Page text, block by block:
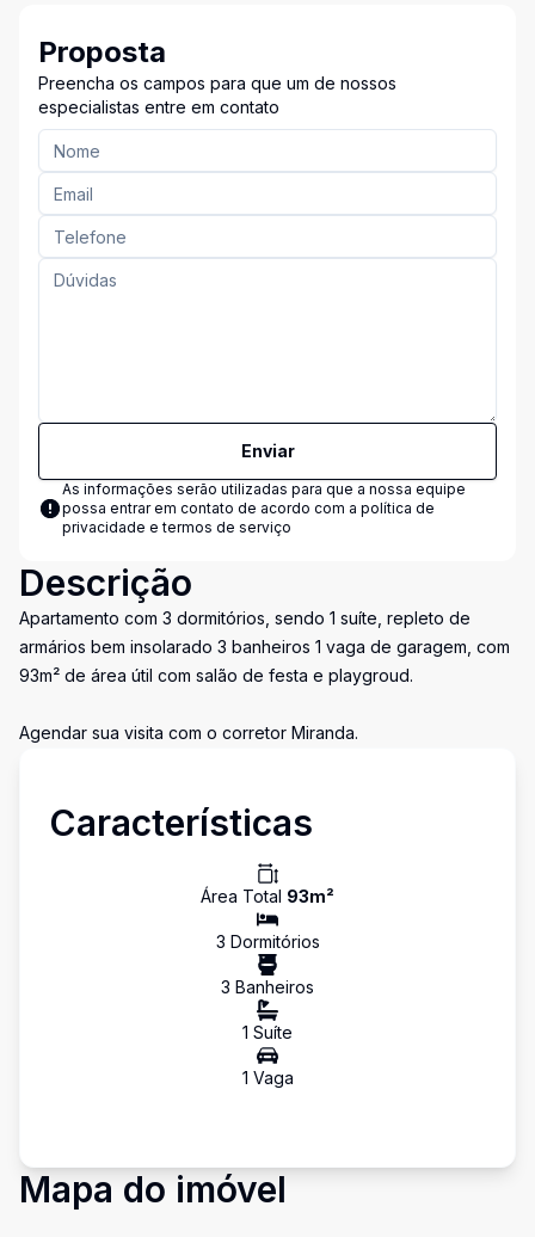
Proposta
Preencha os campos para que um de nossos
especialistas entre em contato
Enviar
As informações serão utilizadas para que a nossa equipe
possa entrar em contato de acordo com a política de
privacidade e termos de serviço
Descrição
Apartamento com 3 dormitórios, sendo 1 suíte, repleto de
armários bem insolarado 3 banheiros 1 vaga de garagem, com
93m² de área útil com salão de festa e playgroud.
Agendar sua visita com o corretor Miranda.
Características
Área Total 93m²
3 Dormitórios
3 Banheiros
1 Suíte
1 Vaga
Mapa do imóvel